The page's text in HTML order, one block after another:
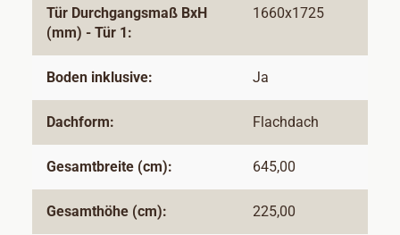
Tür Durchgangsmaß BxH
(mm) - Tür 1:
1660x1725
Boden inklusive: Ja
Dachform: Flachdach
Gesamtbreite (cm): 645,00
Gesamthöhe (cm): 225,00